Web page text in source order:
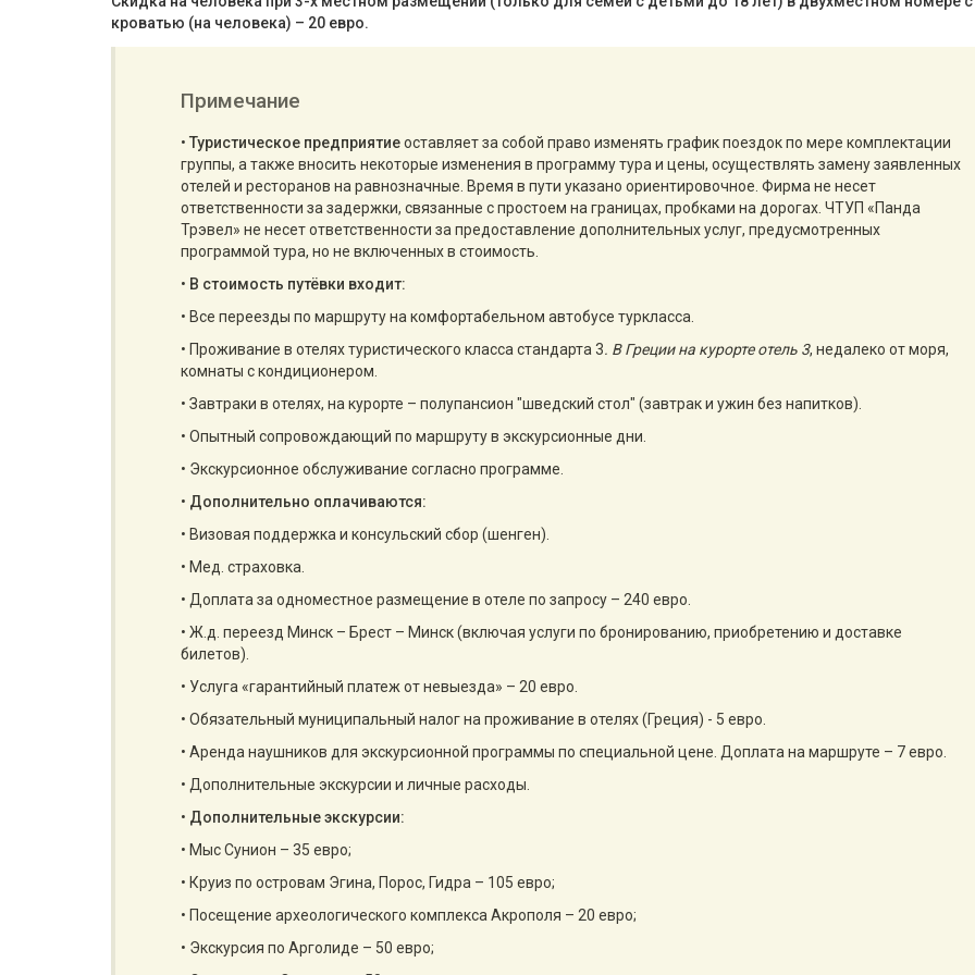
кроватью (на человека) – 20 евро.
Примечание
• Туристическое предприятиеоставляет за собой право изменять график поездок по мере комплектации
группы, а также вносить некоторые изменения в программу тура и цены, осуществлять замену заявленных
отелей и ресторанов на равнозначные. Время в пути указано ориентировочное. Фирма не несет
ответственности за задержки, связанные с простоем на границах, пробками на дорогах. ЧТУП «Панда
Трэвел» не несет ответственности за предоставление дополнительных услуг, предусмотренных
программой тура, но не включенных в стоимость.
• В стоимость путёвки входит:
• Все переезды по маршруту на комфортабельном автобусе туркласса.
• Проживание в отелях туристического класса стандарта 3. В Греции на курорте отель 3, недалеко от моря,
комнаты с кондиционером.
• Завтраки в отелях, на курорте – полупансион "шведский стол" (завтрак и ужин без напитков).
• Опытный сопровождающий по маршруту в экскурсионные дни.
• Экскурсионное обслуживание согласно программе.
• Дополнительно оплачиваются:
• Визовая поддержка и консульский сбор (шенген).
• Мед. страховка.
• Доплата за одноместное размещение в отеле по запросу – 240 евро.
• Ж.д. переезд Минск – Брест – Минск (включая услуги по бронированию, приобретению и доставке
билетов).
• Услуга «гарантийный платеж от невыезда» – 20 евро.
• Обязательный муниципальный налог на проживание в отелях (Греция) - 5 евро.
• Аренда наушников для экскурсионной программы по специальной цене. Доплата на маршруте – 7 евро.
• Дополнительные экскурсии и личные расходы.
• Дополнительные экскурсии:
• Мыс Сунион – 35 евро;
• Круиз по островам Эгина, Порос, Гидра – 105 евро;
• Посещение археологического комплекса Акрополя – 20 евро;
• Экскурсия по Арголиде – 50 евро;